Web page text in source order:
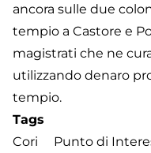
ancora sulle due
tempio a Castore e
magistrati che ne
utilizzando denaro
tempio.
Tags
Cori
Punto di